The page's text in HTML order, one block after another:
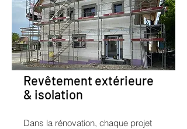
Revêtement extérieure
& isolation
Dans la rénovation, chaque projet